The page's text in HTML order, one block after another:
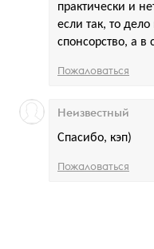
практически и
если так, то
спонсорство, а
Пожаловаться
Спасибо, кэп)
Неизвестный
Пожаловаться